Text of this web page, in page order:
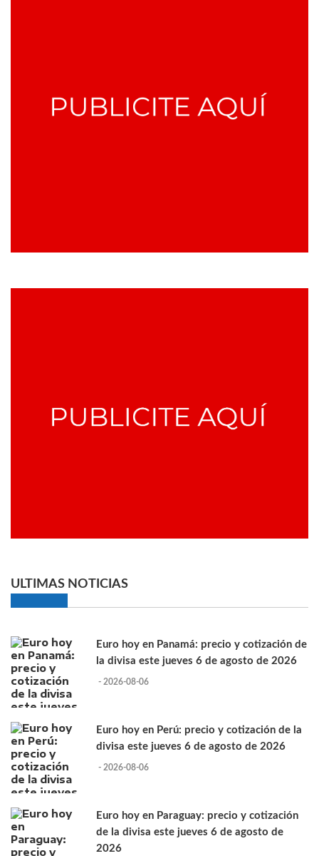
ULTIMAS NOTICIAS
Euro hoy en Panamá: precio y cotización de
la divisa este jueves 6 de agosto de 2026
- 2026-08-06
Euro hoy en Perú: precio y cotización de la
divisa este jueves 6 de agosto de 2026
- 2026-08-06
Euro hoy en Paraguay: precio y cotización
de la divisa este jueves 6 de agosto de
2026